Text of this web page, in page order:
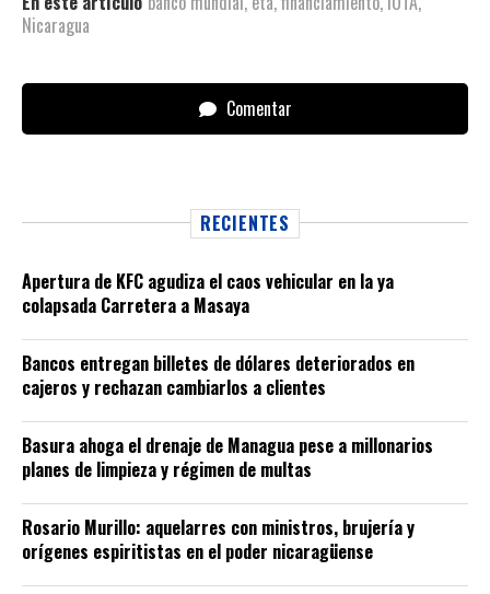
Nicaragua
Comentar
RECIENTES
Apertura de KFC agudiza el caos vehicular en la ya
colapsada Carretera a Masaya
Bancos entregan billetes de dólares deteriorados en
cajeros y rechazan cambiarlos a clientes
Basura ahoga el drenaje de Managua pese a millonarios
planes de limpieza y régimen de multas
Rosario Murillo: aquelarres con ministros, brujería y
orígenes espiritistas en el poder nicaragüense